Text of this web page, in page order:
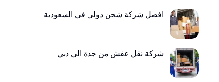
افضل شركة شحن دولي في السعودية
شركة نقل عفش من جدة الي دبي